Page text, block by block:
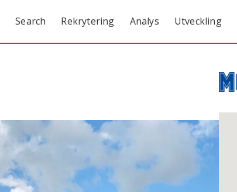
Search Rekrytering Analys Utveckling